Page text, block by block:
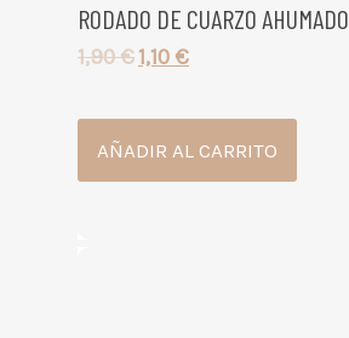
RODADO DE CUARZO AHUMADO
1,90€1,10 €
AÑADIR AL CARRITO